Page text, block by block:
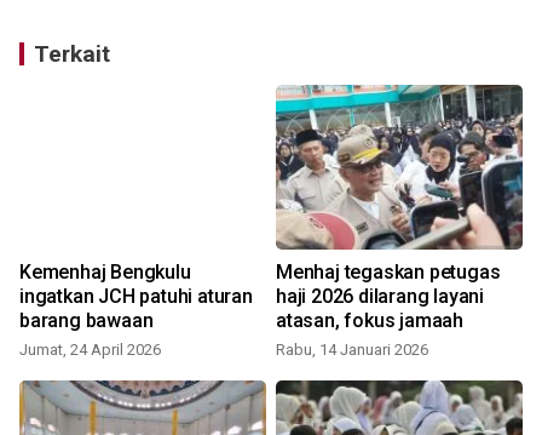
Terkait
Kemenhaj Bengkulu
ingatkan JCH patuhi aturan
barang bawaan
Jumat, 24 April 2026
Menhaj tegaskan petugas
haji 2026 dilarang layani
atasan, fokus jamaah
Rabu, 14 Januari 2026